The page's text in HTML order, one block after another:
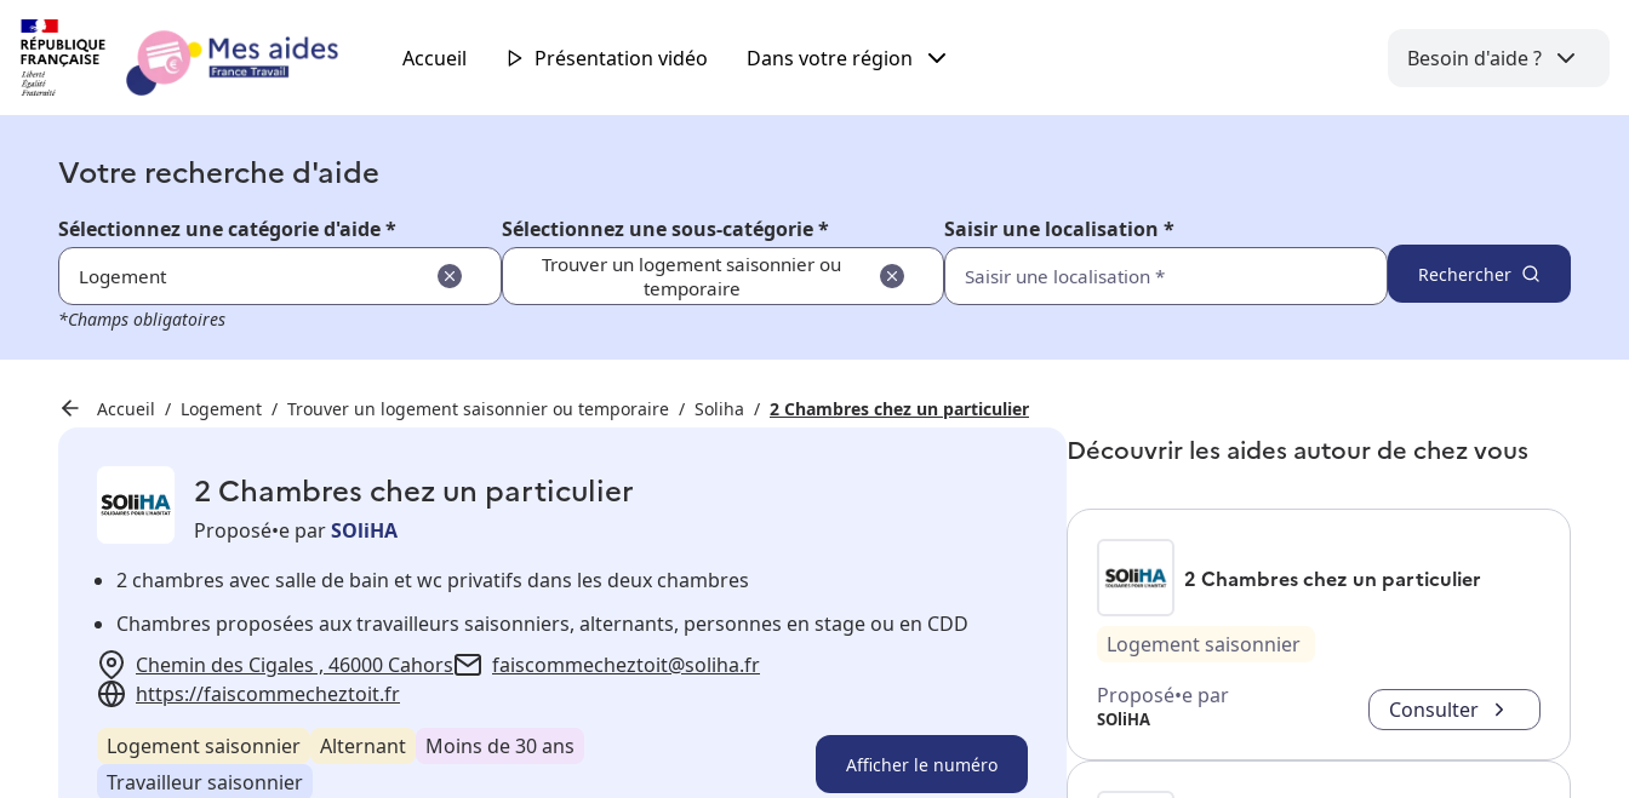
Accueil Présentation vidéo Dans votre région Besoin d'aide ?
Votre recherche d'aide
Sélectionnez une catégorie d'aide *
Logement
Sélectionnez une sous-catégorie *
Trouver un logement saisonnier ou
temporaire
Saisir une localisation *
Rechercher
*Champs obligatoires
Accueil Logement Trouver un logement saisonnier ou temporaire Soliha 2 Chambres chez un particulier
2 Chambres chez un particulier
Proposé•e parSOliHA
2 chambres avec salle de bain et wc privatifs dans les deux chambres
Chambres proposées aux travailleurs saisonniers, alternants, personnes en stage ou en CDD
Chemin des Cigales , 46000 Cahors
faiscommecheztoit@soliha.fr
https://faiscommecheztoit.fr
Logement saisonnier
Alternant
Moins de 30 ans
Travailleur saisonnier
Afficher le numéro
Découvrir les aides autour de chez vous
2 Chambres chez un particulier
Logement saisonnier
Proposé•e par
SOliHA Consulter